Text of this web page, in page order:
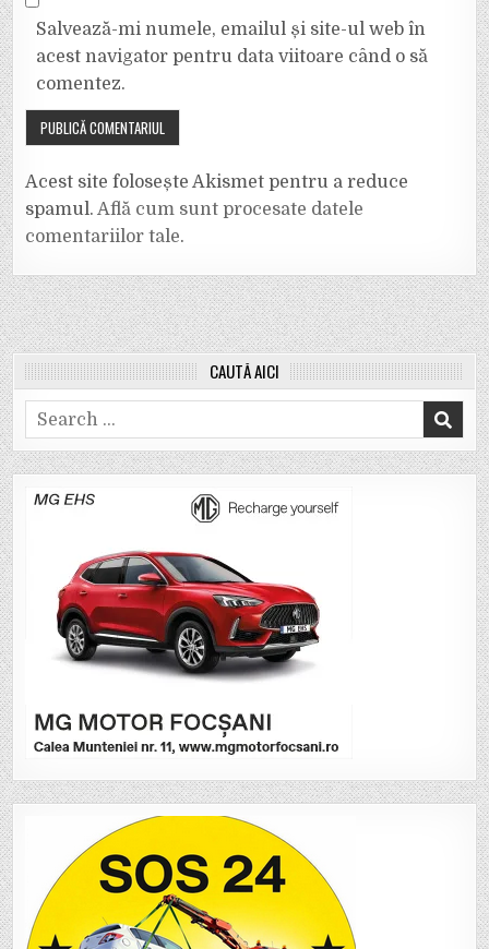
Salvează-mi numele, emailul și site-ul web în
acest navigator pentru data viitoare când o să
comentez.
Acest site folosește Akismet pentru a reduce
spamul.Află cum sunt procesate datele
comentariilor tale.
CAUTĂ AICI
Search
for: